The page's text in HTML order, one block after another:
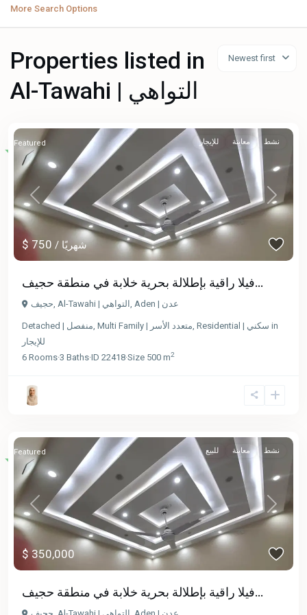
More Search Options
Newest first
Properties listed in
Al-Tawahi | التواهي
Previous Next
$ 750 / شهريًا
للإيجار معاينة نشط Featured
فيلا راقية بإطلالة بحرية خلابة في منطقة حجيف...
حجيف, Al-Tawahi | التواهي , Aden | عدن
Detached | منفصل, Multi Family | متعدد الأسر, Residential | سكني in
للإيجار
6 Rooms·3 Baths·ID 22418·Size 500 m2
Previous Next
$ 350,000
للبيع معاينة نشط Featured
فيلا راقية بإطلالة بحرية خلابة في منطقة حجيف...